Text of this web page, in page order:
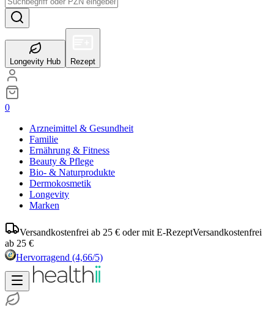
Longevity Hub Rezept
0
Arzneimittel & Gesundheit
Familie
Ernährung & Fitness
Beauty & Pflege
Bio- & Naturprodukte
Dermokosmetik
Longevity
Marken
Versandkostenfrei ab 25 € oder mit E-RezeptVersandkostenfrei
ab 25 €
Hervorragend (4,66/5)